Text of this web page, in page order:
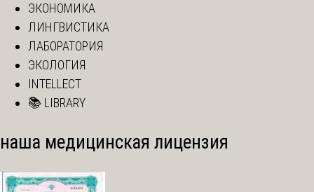
ЭКОНОМИКА
ЛИНГВИСТИКА
ЛАБОРАТОРИЯ
ЭКОЛОГИЯ
INTELLECT
📚 LIBRARY
наша медицинская лицензия